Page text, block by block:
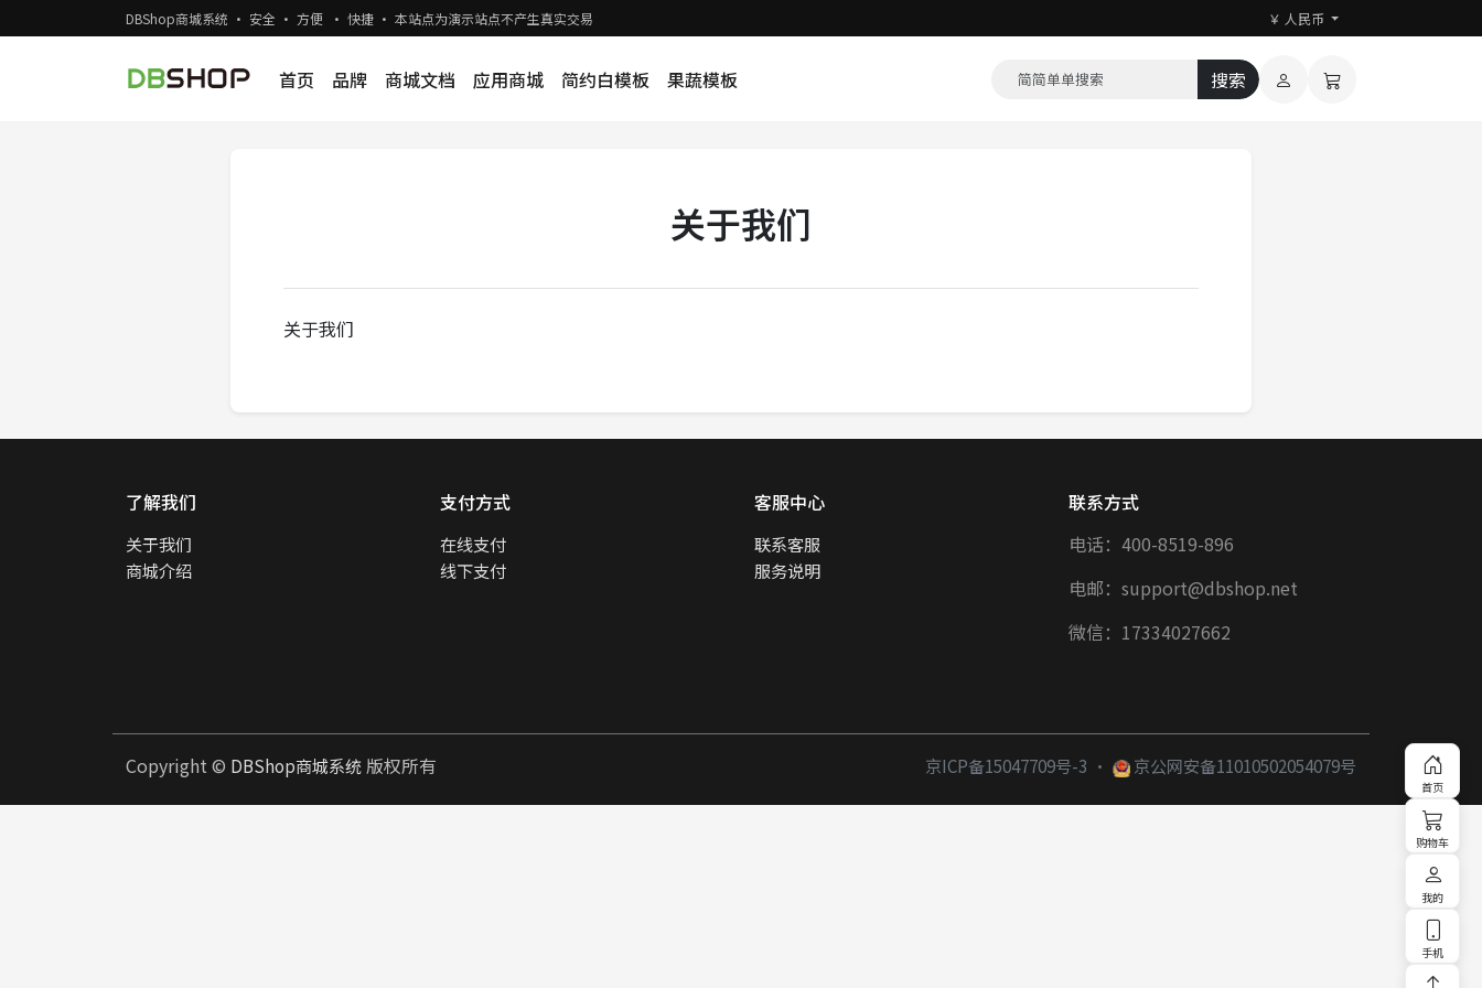
DBShop商城系统 · 安全 · 方便 · 快捷 · 本站点为演示站点不产生真实交易 ￥ 人民币
首页 品牌 商城文档 应用商城 简约白模板 果蔬模板 搜索
关于我们
关于我们
了解我们
关于我们
商城介绍
支付方式
在线支付
线下支付
客服中心
联系客服
服务说明
联系方式
电话：400-8519-896
电邮：support@dbshop.net
微信：17334027662
Copyright © DBShop商城系统版权所有 京ICP备15047709号-3 · 京公网安备11010502054079号
首页
购物车
我的
手机